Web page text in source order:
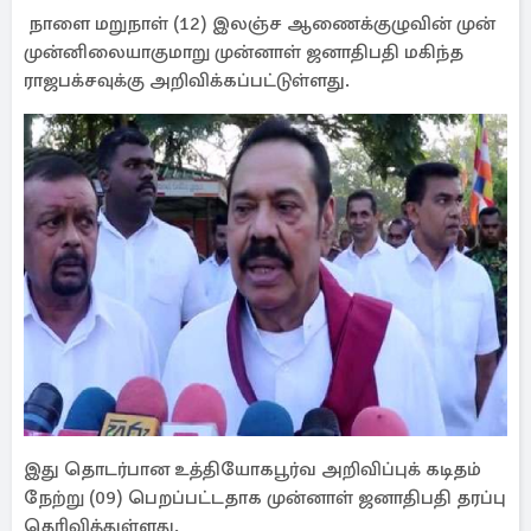
நாளை மறுநாள் (12) இலஞ்ச ஆணைக்குழுவின் முன்
முன்னிலையாகுமாறு முன்னாள் ஜனாதிபதி மகிந்த
ராஜபக்சவுக்கு அறிவிக்கப்பட்டுள்ளது.
இது தொடர்பான உத்தியோகபூர்வ அறிவிப்புக் கடிதம்
நேற்று (09) பெறப்பட்டதாக முன்னாள் ஜனாதிபதி தரப்பு
தெரிவித்துள்ளது.